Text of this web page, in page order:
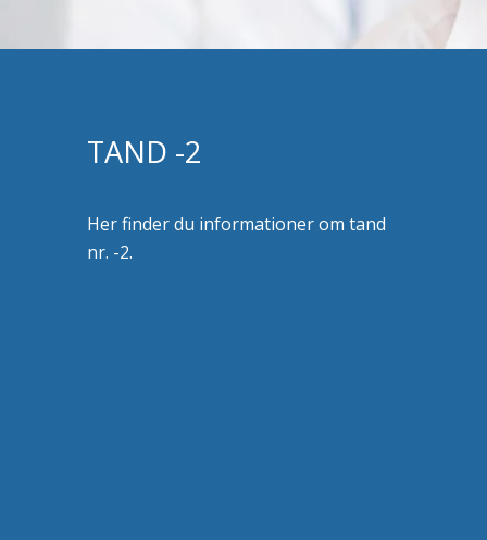
TAND -2
Her finder du informationer om tand
nr. -2.